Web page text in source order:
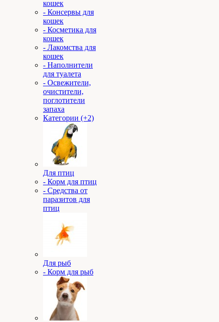
кошек
- Консервы для
кошек
- Косметика для
кошек
- Лакомства для
кошек
- Наполнители
для туалета
- Освежители,
очистители,
поглотители
запаха
Категории (+2)
Для птиц
- Корм для птиц
- Средства от
паразитов для
птиц
Для рыб
- Корм для рыб